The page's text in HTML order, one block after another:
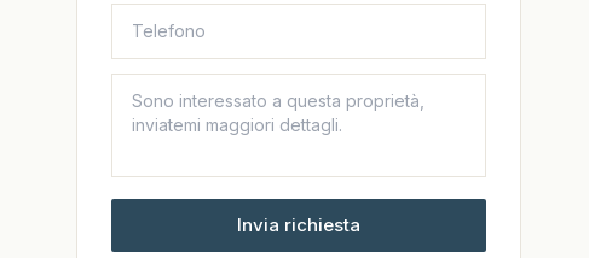
Invia richiesta